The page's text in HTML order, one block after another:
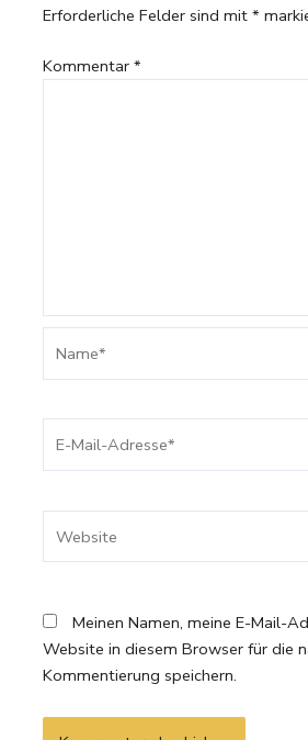
Erforderliche Felder sind mit*
Kommentar*
Mail-
Meinen Namen, meine E-Mail-
Website in diesem Browser für die
Kommentierung speichern.